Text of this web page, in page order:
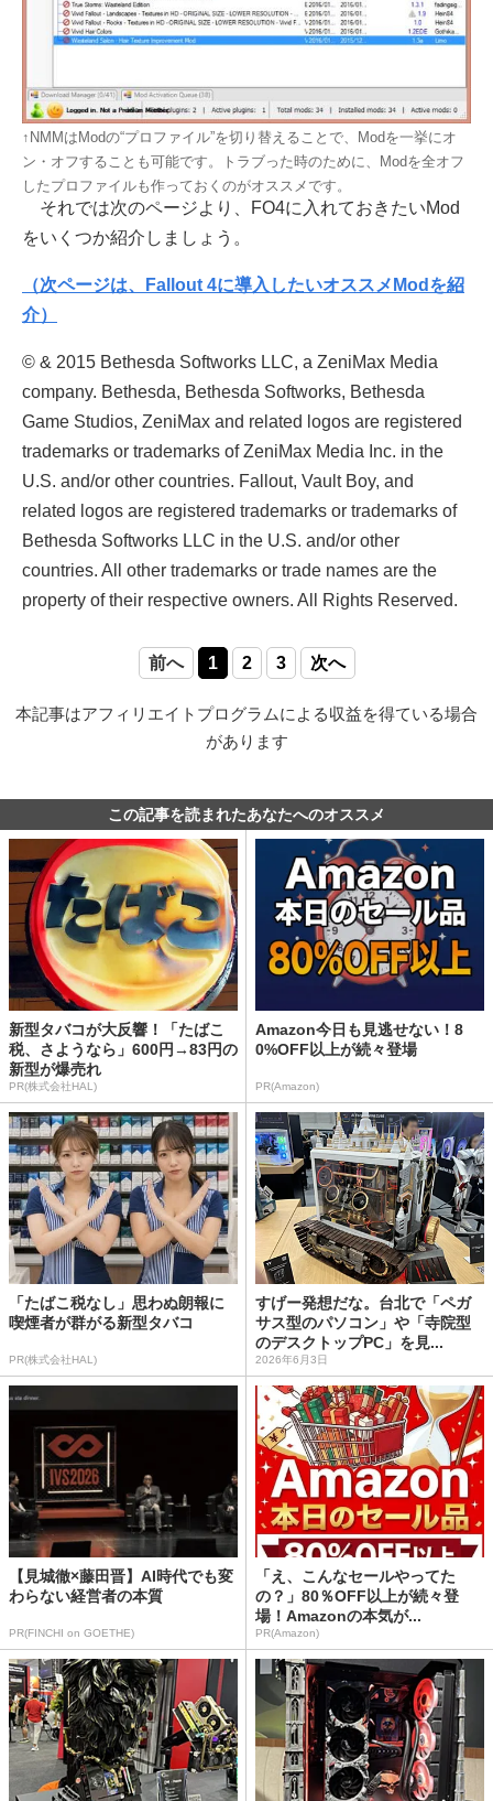
↑NMMはModの“プロファイル”を切り替えることで、Modを一挙にオ
ン・オフすることも可能です。トラブった時のために、Modを全オフ
したプロファイルも作っておくのがオススメです。
それでは次のページより、FO4に入れておきたいMod
をいくつか紹介しましょう。
（次ページは、Fallout 4に導入したいオススメModを紹
介）
© & 2015 Bethesda Softworks LLC, a ZeniMax Media
company. Bethesda, Bethesda Softworks, Bethesda
Game Studios, ZeniMax and related logos are registered
trademarks or trademarks of ZeniMax Media Inc. in the
U.S. and/or other countries. Fallout, Vault Boy, and
related logos are registered trademarks or trademarks of
Bethesda Softworks LLC in the U.S. and/or other
countries. All other trademarks or trade names are the
property of their respective owners. All Rights Reserved.
前へ 1 2 3 次へ
本記事はアフィリエイトプログラムによる収益を得ている場合
があります
この記事を読まれたあなたへのオススメ
新型タバコが大反響！「たばこ
税、さようなら」600円→83円の
新型が爆売れ
PR(株式会社HAL)
Amazon今日も見逃せない！8
0%OFF以上が続々登場
PR(Amazon)
「たばこ税なし」思わぬ朗報に
喫煙者が群がる新型タバコ
PR(株式会社HAL)
すげー発想だな。台北で「ペガ
サス型のパソコン」や「寺院型
のデスクトップPC」を見...
2026年6月3日
【見城徹×藤田晋】AI時代でも変
わらない経営者の本質
PR(FINCHI on GOETHE)
「え、こんなセールやってた
の？」80％OFF以上が続々登
場！Amazonの本気が...
PR(Amazon)